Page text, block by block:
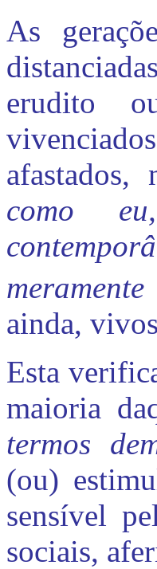
As
erudito
afastados,
como
ainda,
Esta
maioria
termos
(ou)
sensível
sociais,